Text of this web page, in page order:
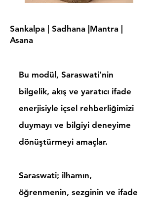
Sankalpa | Sadhana |Mantra |
Asana
Bu modül, Saraswati’nin
bilgelik, akış ve yaratıcı ifade
enerjisiyle içsel rehberliğimizi
duymayı ve bilgiyi deneyime
dönüştürmeyi amaçlar.
Saraswati; ilhamın,
öğrenmenin, sezginin ve ifade